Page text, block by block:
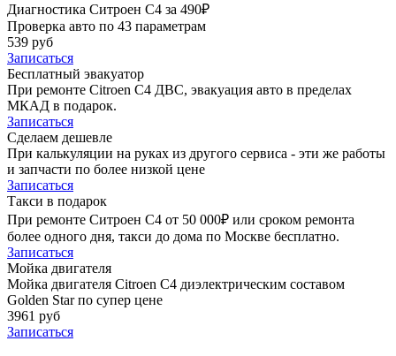
Диагностика Ситроен С4 за 490₽
Проверка авто по 43 параметрам
539 руб
Записаться
Бесплатный эвакуатор
При ремонте Citroen C4 ДВС, эвакуация авто в пределах
МКАД в подарок.
Записаться
Сделаем дешевле
При калькуляции на руках из другого сервиса - эти же работы
и запчасти по более низкой цене
Записаться
Такси в подарок
При ремонте Ситроен С4 от 50 000₽ или сроком ремонта
более одного дня, такси до дома по Москве бесплатно.
Записаться
Мойка двигателя
Мойка двигателя Citroen C4 диэлектрическим составом
Golden Star по супер цене
3961 руб
Записаться